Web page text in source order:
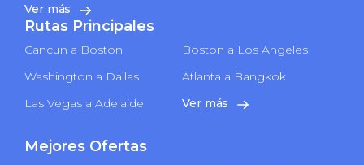
Ver más
Rutas Principales
Cancun a Boston
Boston a Los Angeles
Washington a Dallas
Atlanta a Bangkok
Las Vegas a Adelaide
Ver más
Mejores Ofertas